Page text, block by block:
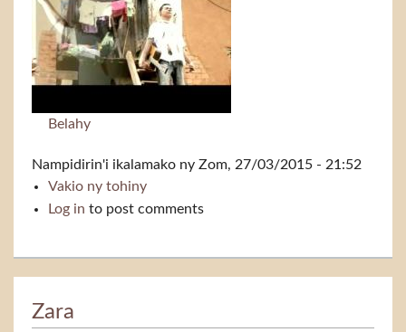
Belahy
Nampidirin'i ikalamako ny Zom, 27/03/2015 - 21:52
Vakio ny tohinyHopitalim-bahoaka
Log in to post comments
Zara